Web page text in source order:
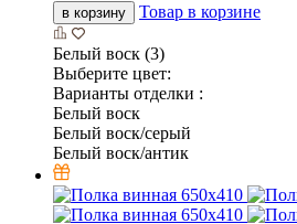
в корзину Товар в корзине
Белый воск (3)
Выберите цвет:
Варианты отделки :
Белый воск
Белый воск/серый
Белый воск/антик